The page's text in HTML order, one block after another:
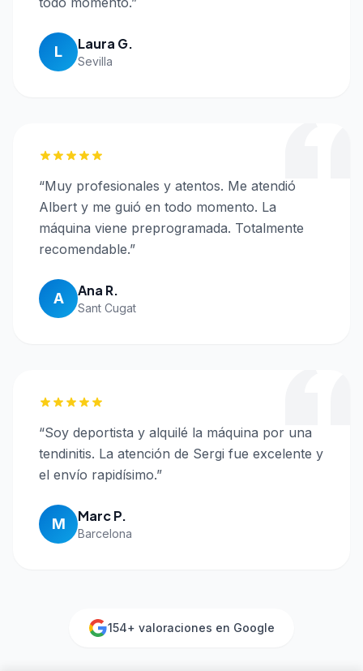
L Laura G.
Sevilla
“Muy profesionales y atentos. Me atendió
Albert y me guió en todo momento. La
máquina viene preprogramada. Totalmente
recomendable.”
A Ana R.
Sant Cugat
“Soy deportista y alquilé la máquina por una
tendinitis. La atención de Sergi fue excelente y
el envío rapidísimo.”
M Marc P.
Barcelona
154+ valoraciones en Google